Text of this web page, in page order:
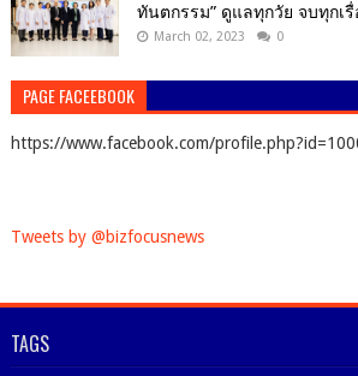
ทันตกรรม” ดูแลทุกวัย จบทุกเ
March 02, 2023 0
PAGE FACEEBOOK
https://www.facebook.com/
Tweets by @bizfocusnews
TAGS